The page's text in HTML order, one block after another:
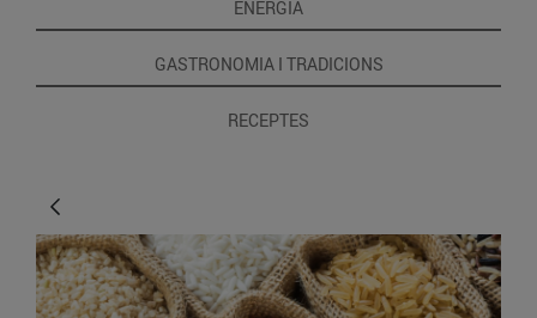
ENERGIA
GASTRONOMIA I TRADICIONS
RECEPTES